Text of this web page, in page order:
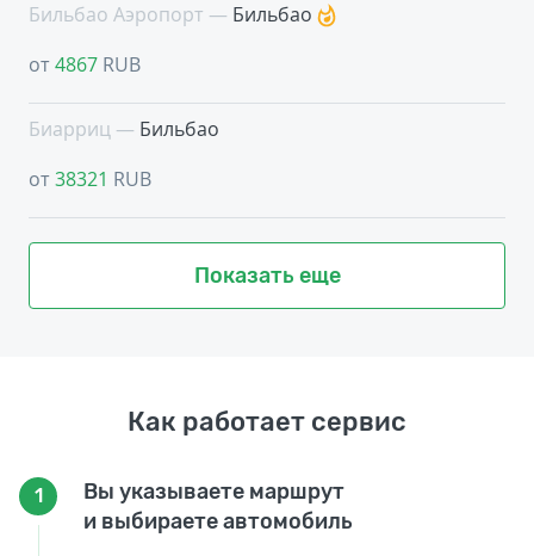
Бильбао Аэропорт — Бильбао
от4867 RUB
Биарриц — Бильбао
от38321 RUB
Показать еще
Как работает сервис
1
Вы указываете маршрут
и выбираете автомобиль